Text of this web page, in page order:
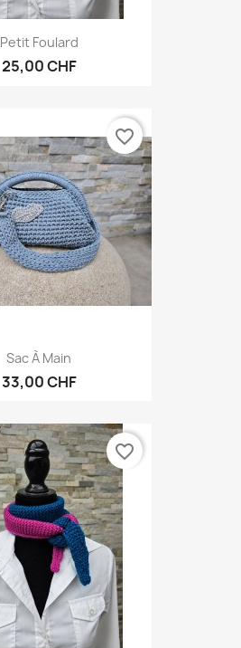
Petit Foulard
25,00 CHF
Sac À Main
33,00 CHF
favorite_border
favorite_border